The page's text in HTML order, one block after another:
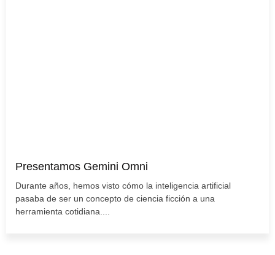
Presentamos Gemini Omni
Durante años, hemos visto cómo la inteligencia artificial
pasaba de ser un concepto de ciencia ficción a una
herramienta cotidiana....